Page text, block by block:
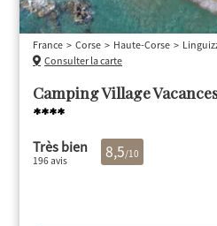
Camping Village
****
France Corse Haute-Corse
Consulter la carte
Très bien
196 avis 8,5/10